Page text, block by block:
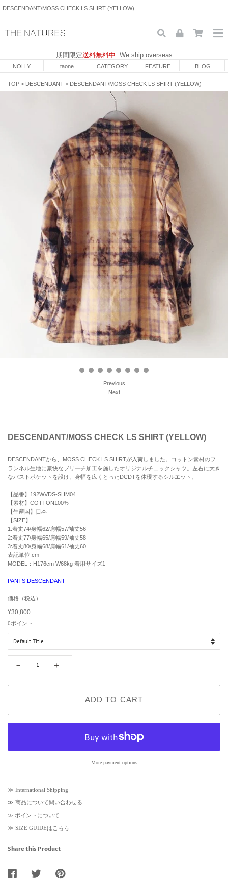
DESCENDANT/MOSS CHECK LS SHIRT (YELLOW)
期間限定送料無料中 We ship overseas
NOLLY taone CATEGORY FEATURE BLOG
TOP > DESCENDANT > DESCENDANT/MOSS CHECK LS SHIRT (YELLOW)
Previous
Next
DESCENDANT/MOSS CHECK LS SHIRT (YELLOW)
DESCENDANTから、MOSS CHECK LS SHIRTが入荷しました。コットン素材のフ
ランネル生地に豪快なブリーチ加工を施したオリジナルチェックシャツ。左右に大き
なバストポケットを設け、身幅を広くとったDCDTを体現するシルエット。
【品番】192WVDS-SHM04
【素材】COTTON100%
【生産国】日本
【SIZE】
1:着丈74/身幅62/肩幅57/袖丈56
2:着丈77/身幅65/肩幅59/袖丈58
3:着丈80/身幅68/肩幅61/袖丈60
表記単位:cm
MODEL：H176cm W68kg 着用サイズ1
PANTS:DESCENDANT
R
e
g
u
p
i
価格（税込）
S
a
r
c
¥30,800
0ポイント
－ ＋
ADD TO CART
More payment options
≫ International Shipping
≫ 商品について問い合わせる
≫ ポイントについて
≫ SIZE GUIDEはこちら
Share this Product